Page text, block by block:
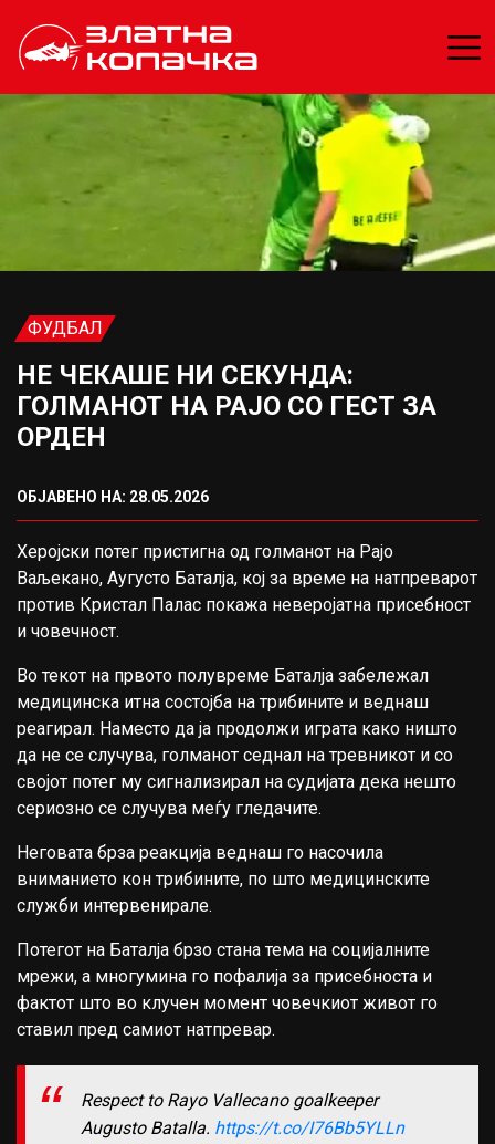
ФУДБАЛ
НЕ ЧЕКАШЕ НИ СЕКУНДА:
ГОЛМАНОТ НА РАЈО СО ГЕСТ ЗА
ОРДЕН
ОБЈАВЕНО НА: 28.05.2026
Херојски потег пристигна од голманот на Рајо
Ваљекано, Аугусто Баталја, кој за време на натпреварот
против Кристал Палас покажа неверојатна присебност
и човечност.
Во текот на првото полувреме Баталја забележал
медицинска итна состојба на трибините и веднаш
реагирал. Наместо да ја продолжи играта како ништо
да не се случува, голманот седнал на тревникот и со
својот потег му сигнализирал на судијата дека нешто
сериозно се случува меѓу гледачите.
Неговата брза реакција веднаш го насочила
вниманието кон трибините, по што медицинските
служби интервенирале.
Потегот на Баталја брзо стана тема на социјалните
мрежи, а многумина го пофалија за присебноста и
фактот што во клучен момент човечкиот живот го
ставил пред самиот натпревар.
Respect to Rayo Vallecano goalkeeper
Augusto Batalla. https://t.co/I76Bb5YLLn